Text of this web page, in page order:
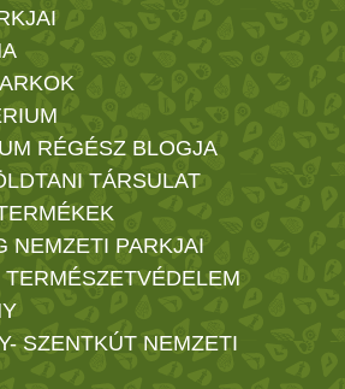
RÉGÉSZ BLOGJA
TÁRSULAT
NEMZETI PARKJAI
SZENTKÚT NEMZETI